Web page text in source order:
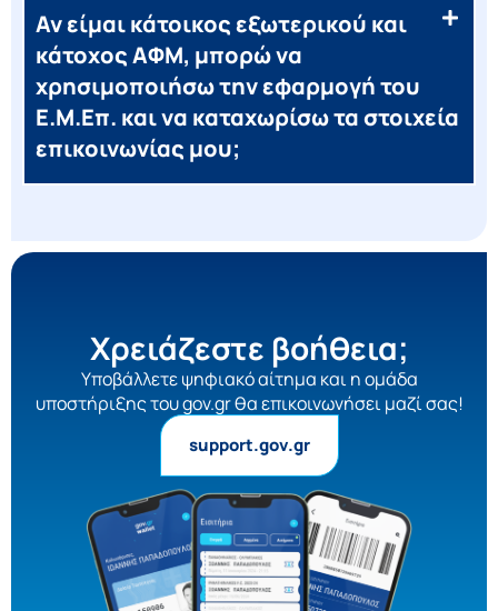
Αν είμαι κάτοικος εξωτερικού και
κάτοχος ΑΦΜ, μπορώ να
χρησιμοποιήσω την εφαρμογή του
Ε.Μ.Επ. και να καταχωρίσω τα στοιχεία
επικοινωνίας μου;
Χρειάζεστε βοήθεια;
Yποβάλλετε ψηφιακό αίτημα και η ομάδα
υποστήριξης του gov.gr θα επικοινωνήσει μαζί σας!
support.gov.gr